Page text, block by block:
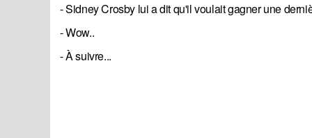
- Sidney Crosby lui a dit qu'il voulait gagner une
- Wow..
- À suivre...